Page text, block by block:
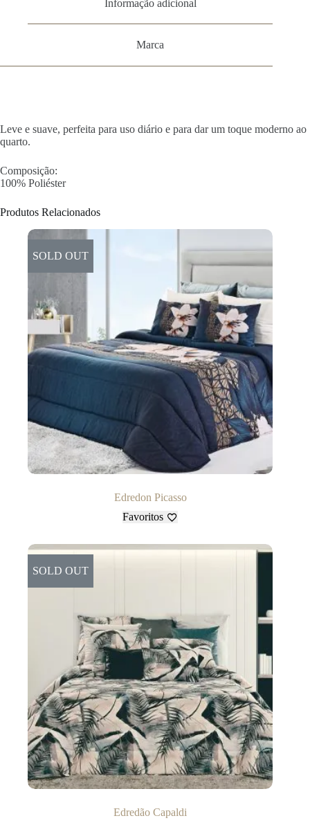
Informação adicional
Marca
Leve e suave, perfeita para uso diário e para dar um toque moderno ao
quarto.
Composição:
100% Poliéster
Produtos Relacionados
SOLD OUT
Edredon Picasso
Favoritos
SOLD OUT
Edredão Capaldi